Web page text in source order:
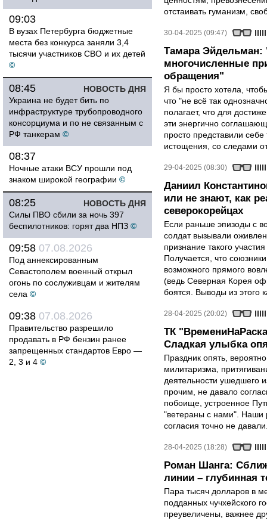
09:03
В вузах Петербурга бюджетные
места без конкурса заняли 3,4
тысячи участников СВО и их детей
©
НОВОСТЬ ДНЯ
08:45
Украина не будет бить по
инфраструктуре трубопроводного
консорциума и по не связанным с
РФ танкерам ©
08:37
Ночные атаки ВСУ прошли под
знаком широкой географии ©
НОВОСТЬ ДНЯ
08:25
Силы ПВО сбили за ночь 397
беспилотников: горят два НПЗ ©
09:58 07.08.2026
Под аннексированным
Севастополем военный открыл
огонь по сослуживцам и жителям
села ©
09:38 07.08.2026
Правительство разрешило
продавать в РФ бензин ранее
запрещенных стандартов Евро —
2, 3 и 4 ©
отстаивать гуманизм,
30-04-2025 (09:47)
Тамара
многочисленные
обращения"
Я бы просто хотела,
что "не всё так
полагает, что для
эти энергично
просто представили
истощения, со следами
29-04-2025 (08:30)
Даниил
или не знают, как
северокорейцах
Если раньше эпизоды с
солдат вызывали
признание такого
Получается, что
возможного прямого
(ведь Северная Корея
боятся. Выводы из этого
28-04-2025 (20:02)
ТК
Сладкая улыбка
Праздник опять,
милитаризма,
деятельности ушедшего
прочим, не давало
побоище, устроенное
"ветераны с нами". Наши
согласия точно не
28-04-2025 (18:28)
Роман Шанга:
линии – глубинная
Пара тысяч долларов в
подданных чучхейского
преувеличены, важнее